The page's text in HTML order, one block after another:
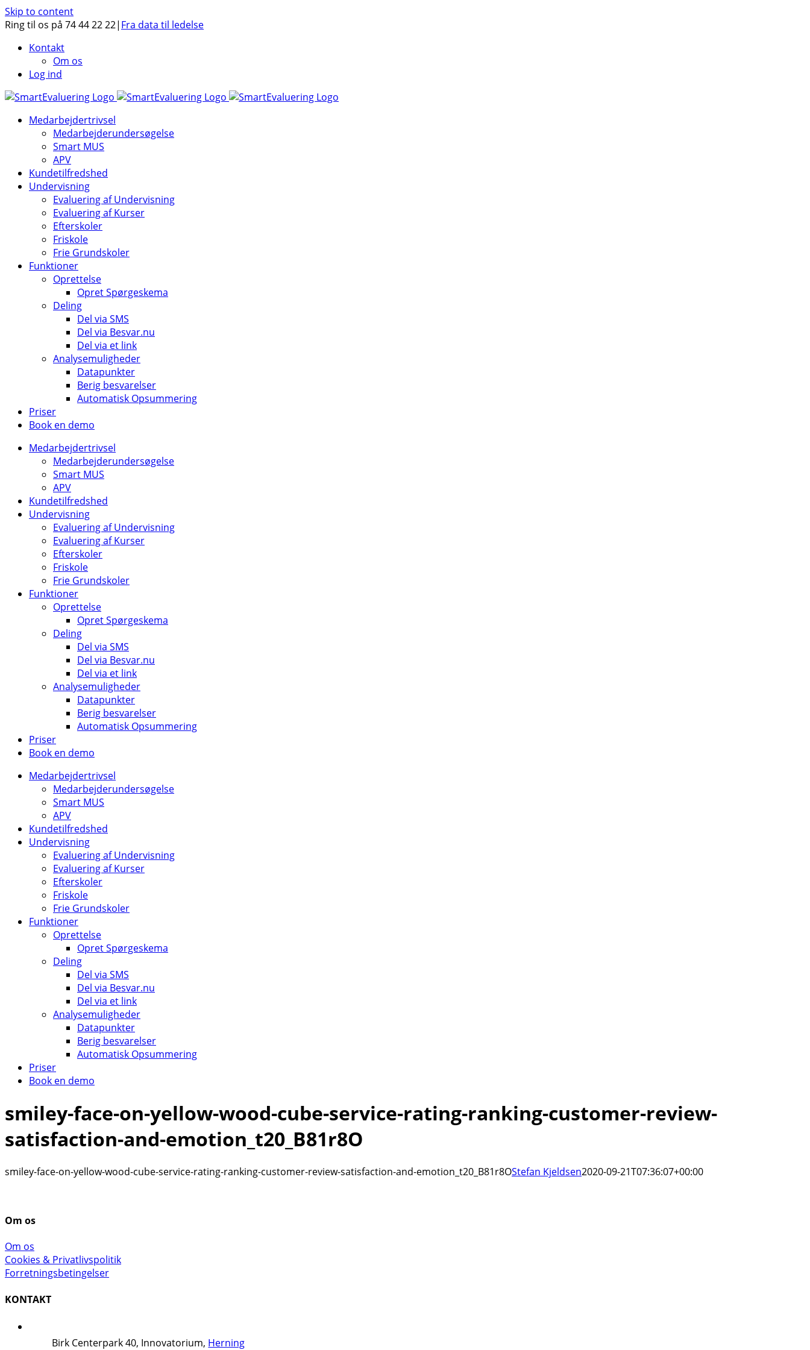
Skip to content
Ring til os på 74 44 22 22| Fra data til ledelse
Kontakt
Om os
Log ind
Medarbejdertrivsel
Medarbejderundersøgelse
Smart MUS
APV
Kundetilfredshed
Undervisning
Evaluering af Undervisning
Evaluering af Kurser
Efterskoler
Friskole
Frie Grundskoler
Funktioner
Oprettelse
Opret Spørgeskema
Deling
Del via SMS
Del via Besvar.nu
Del via et link
Analysemuligheder
Datapunkter
Berig besvarelser
Automatisk Opsummering
Priser
Book en demo
Medarbejdertrivsel
Medarbejderundersøgelse
Smart MUS
APV
Kundetilfredshed
Undervisning
Evaluering af Undervisning
Evaluering af Kurser
Efterskoler
Friskole
Frie Grundskoler
Funktioner
Oprettelse
Opret Spørgeskema
Deling
Del via SMS
Del via Besvar.nu
Del via et link
Analysemuligheder
Datapunkter
Berig besvarelser
Automatisk Opsummering
Priser
Book en demo
Medarbejdertrivsel
Medarbejderundersøgelse
Smart MUS
APV
Kundetilfredshed
Undervisning
Evaluering af Undervisning
Evaluering af Kurser
Efterskoler
Friskole
Frie Grundskoler
Funktioner
Oprettelse
Opret Spørgeskema
Deling
Del via SMS
Del via Besvar.nu
Del via et link
Analysemuligheder
Datapunkter
Berig besvarelser
Automatisk Opsummering
Priser
Book en demo
smiley-face-on-yellow-wood-cube-service-rating-ranking-customer-review-
satisfaction-and-emotion_t20_B81r8O
smiley-face-on-yellow-wood-cube-service-rating-ranking-customer-review-satisfaction-and-emotion_t20_B81r8OStefan Kjeldsen2020-09-21T07:36:07+00:00
Om os
Om os
Cookies & Privatlivspolitik
Forretningsbetingelser
KONTAKT
Birk Centerpark 40, Innovatorium, Herning